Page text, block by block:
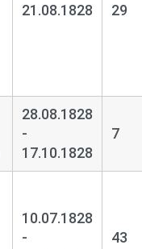
21.08.1828 29
28.08.1828
-
17.10.1828
7
10.07.1828
-
43